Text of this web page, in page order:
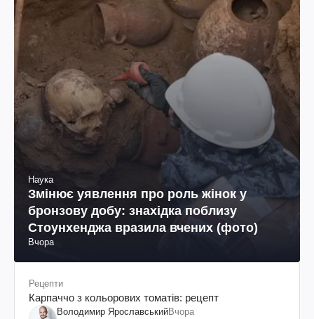
Наука
Змінює уявлення про роль жінок у
бронзову добу: знахідка поблизу
Стоунхенджа вразила вчених (фото)
Вчора
Рецепти
Карпаччо з кольорових томатів: рецепт
Володимир ЯрославськийВчора